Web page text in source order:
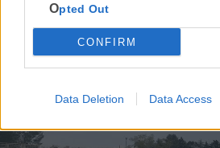
Opted Out
CONFIRM
Data Deletion Data Access
Le ultime notizie di